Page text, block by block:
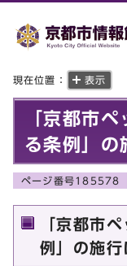
現在位置： 表示
「京都市
る条例」の
ページ番号185578
「京都市
例」の施行